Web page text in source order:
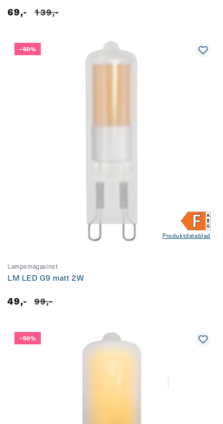
Salgspris
69,-
Vanlig
139,-
–50%
Produktdatablad
Lampemagasinet
LM LED G9 matt 2W
Salgspris
49,-
Vanlig
99,-
–50%